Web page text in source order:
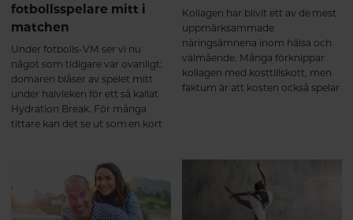
som glycin, prolin och
hydroxyprolin – viktiga
byggstenar i kollagenets struktur.
För de flesta märks ännu inga
tydliga skillnader, men kroppen
har påbörjat den naturliga
märka skillnad Efter ungefär 8–12
veckor börjar resultaten bli mer
påtagliga. Flera kliniska studier
visar att regelbundet intag av
fotbollsspelare mitt i
matchen
Under fotbolls-VM ser vi nu
något som tidigare var ovanligt:
domaren blåser av spelet mitt
under halvleken för ett så kallat
Hydration Break. För många
tittare kan det se ut som en kort
verkliga anledningen är betydligt
Kollagen har blivit ett av de mest
uppmärksammade
näringsämnena inom hälsa och
välmående. Många förknippar
kollagen med kosttillskott, men
faktum är att kosten också spelar